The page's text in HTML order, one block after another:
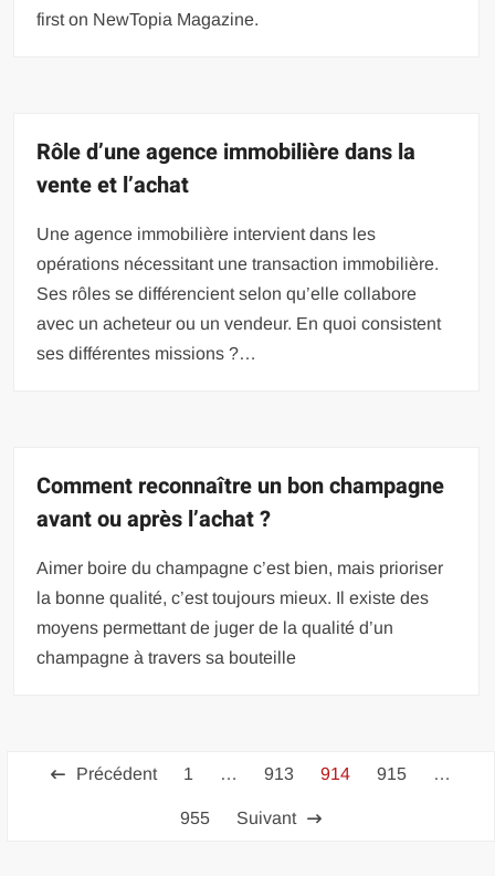
first on NewTopia Magazine.
Rôle d’une agence immobilière dans la
vente et l’achat
Une agence immobilière intervient dans les
opérations nécessitant une transaction immobilière.
Ses rôles se différencient selon qu’elle collabore
avec un acheteur ou un vendeur. En quoi consistent
ses différentes missions ?…
Comment reconnaître un bon champagne
avant ou après l’achat ?
Aimer boire du champagne c’est bien, mais prioriser
la bonne qualité, c’est toujours mieux. Il existe des
moyens permettant de juger de la qualité d’un
champagne à travers sa bouteille
Pagination
publications
Précédent 1 … 913 914 915 …
955 Suivant